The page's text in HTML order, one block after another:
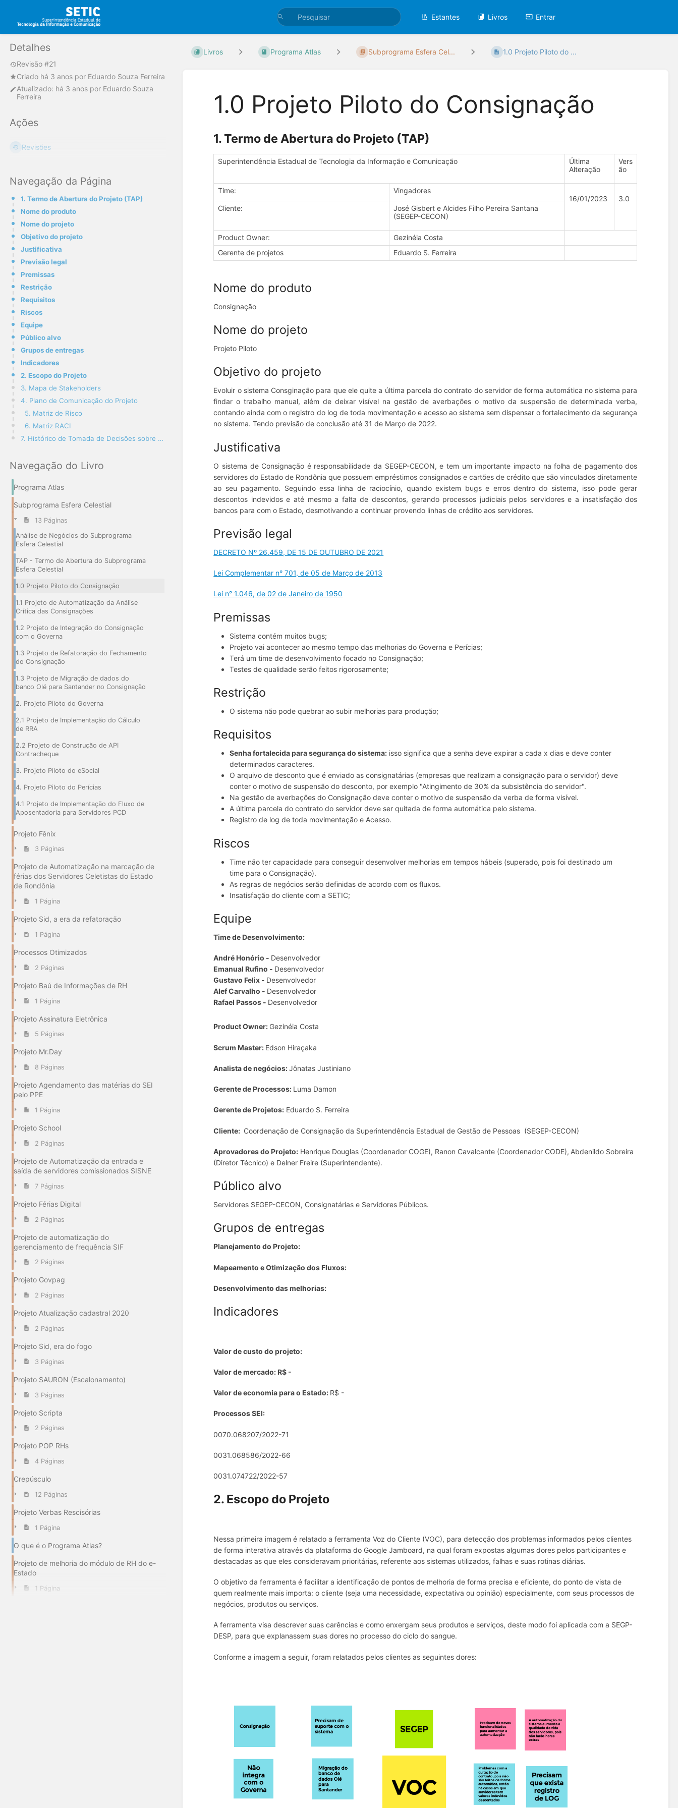
Estantes Livros Entrar
Detalhes
Revisão #21
Criado há 3 anos por Eduardo Souza Ferreira
Atualizado: há 3 anos por Eduardo Souza
Ferreira
Ações
Revisões
Navegação da Página
1. Termo de Abertura do Projeto (TAP)
Nome do produto
Nome do projeto
Objetivo do projeto
Justificativa
Previsão legal
Premissas
Restrição
Requisitos
Riscos
Equipe
Público alvo
Grupos de entregas
Indicadores
2. Escopo do Projeto
3. Mapa de Stakeholders
4. Plano de Comunicação do Projeto
5. Matriz de Risco
6. Matriz RACI
7. Histórico de Tomada de Decisões sobre o Projeto
Navegação do Livro
Programa Atlas
Subprograma Esfera Celestial
13 Páginas
Análise de Negócios do Subprograma
Esfera Celestial
TAP - Termo de Abertura do Subprograma
Esfera Celestial
1.0 Projeto Piloto do Consignação
1.1 Projeto de Automatização da Análise
Crítica das Consignações
1.2 Projeto de Integração do Consignação
com o Governa
1.3 Projeto de Refatoração do Fechamento
do Consignação
1.3 Projeto de Migração de dados do
banco Olé para Santander no Consignação
2. Projeto Piloto do Governa
2.1 Projeto de Implementação do Cálculo
de RRA
2.2 Projeto de Construção de API
Contracheque
3. Projeto Piloto do eSocial
4. Projeto Piloto do Perícias
4.1 Projeto de Implementação do Fluxo de
Aposentadoria para Servidores PCD
Projeto Fênix
3 Páginas
Projeto de Automatização na marcação de
férias dos Servidores Celetistas do Estado
de Rondônia
1 Página
Projeto Sid, a era da refatoração
1 Página
Processos Otimizados
2 Páginas
Projeto Baú de Informações de RH
1 Página
Projeto Assinatura Eletrônica
5 Páginas
Projeto Mr.Day
8 Páginas
Projeto Agendamento das matérias do SEI
pelo PPE
1 Página
Projeto School
2 Páginas
Projeto de Automatização da entrada e
saída de servidores comissionados SISNE
7 Páginas
Projeto Férias Digital
2 Páginas
Projeto de automatização do
gerenciamento de frequência SIF
2 Páginas
Projeto Govpag
2 Páginas
Projeto Atualização cadastral 2020
2 Páginas
Projeto Sid, era do fogo
3 Páginas
Projeto SAURON (Escalonamento)
3 Páginas
Projeto Scripta
2 Páginas
Projeto POP RHs
4 Páginas
Crepúsculo
12 Páginas
Projeto Verbas Rescisórias
1 Página
O que é o Programa Atlas?
Projeto de melhoria do módulo de RH do e-
Estado
1 Página
Livros Programa Atlas Subprograma Esfera Cel... 1.0 Projeto Piloto do ...
1.0 Projeto Piloto do Consignação
1. Termo de Abertura do Projeto (TAP)
Superintendência Estadual de Tecnologia da Informação e Comunicação
Última
Alteração
Vers
ão
Time:
Vingadores
16/01/2023
3.0
Cliente:
José Gisbert e Alcides Filho Pereira Santana
(SEGEP-CECON)
Product Owner:
Gezinéia Costa
Gerente de projetos
Eduardo S. Ferreira
Nome do produto
Consignação
Nome do projeto
Projeto Piloto
Objetivo do projeto
Evoluir o sistema Consginação para que ele quite a última parcela do contrato do servidor de forma automática no sistema para
findar o trabalho manual, além de deixar visível na gestão de averbações o motivo da suspensão de determinada verba,
contando ainda com o registro do log de toda movimentação e acesso ao sistema sem dispensar o fortalecimento da segurança
no sistema. Tendo previsão de conclusão até 31 de Março de 2022.
Justificativa
O sistema de Consignação é responsabilidade da SEGEP-CECON, e tem um importante impacto na folha de pagamento dos
servidores do Estado de Rondônia que possuem empréstimos consignados e cartões de crédito que são vinculados diretamente
ao seu pagamento. Seguindo essa linha de raciocínio, quando existem bugs e erros dentro do sistema, isso pode gerar
descontos indevidos e até mesmo a falta de descontos, gerando processos judiciais pelos servidores e a insatisfação dos
bancos para com o Estado, desmotivando a continuar provendo linhas de crédito aos servidores.
Previsão legal
DECRETO Nº 26.459, DE 15 DE OUTUBRO DE 2021
Lei Complementar n° 701, de 05 de Março de 2013
Lei n° 1.046, de 02 de Janeiro de 1950
Premissas
Sistema contém muitos bugs;
Projeto vai acontecer ao mesmo tempo das melhorias do Governa e Perícias;
Terá um time de desenvolvimento focado no Consignação;
Testes de qualidade serão feitos rigorosamente;
Restrição
O sistema não pode quebrar ao subir melhorias para produção;
Requisitos
Senha fortalecida para segurança do sistema: isso significa que a senha deve expirar a cada x dias e deve conter
determinados caracteres.
O arquivo de desconto que é enviado as consignatárias (empresas que realizam a consignação para o servidor) deve
conter o motivo de suspensão do desconto, por exemplo "Atingimento de 30% da subsistência do servidor".
Na gestão de averbações do Consignação deve conter o motivo de suspensão da verba de forma visível.
A última parcela do contrato do servidor deve ser quitada de forma automática pelo sistema.
Registro de log de toda movimentação e Acesso.
Riscos
Time não ter capacidade para conseguir desenvolver melhorias em tempos hábeis (superado, pois foi destinado um
time para o Consignação).
As regras de negócios serão definidas de acordo com os fluxos.
Insatisfação do cliente com a SETIC;
Equipe
Time de Desenvolvimento:
André Honório - Desenvolvedor
Emanual Rufino - Desenvolvedor
Gustavo Felix - Desenvolvedor
Alef Carvalho - Desenvolvedor
Rafael Passos - Desenvolvedor
Product Owner: Gezinéia Costa
Scrum Master: Edson Hiraçaka
Analista de negócios:Jônatas Justiniano
Gerente de Processos: Luma Damon
Gerente de Projetos: Eduardo S. Ferreira
Cliente: Coordenação de Consignação da Superintendência Estadual de Gestão de Pessoas (SEGEP-CECON)
Aprovadores do Projeto: Henrique Douglas (Coordenador COGE), Ranon Cavalcante (Coordenador CODE), Abdenildo Sobreira
(Diretor Técnico) e Delner Freire (Superintendente).
Público alvo
Servidores SEGEP-CECON, Consignatárias e Servidores Públicos.
Grupos de entregas
Planejamento do Projeto:
Mapeamento e Otimização dos Fluxos:
Desenvolvimento das melhorias:
Indicadores
Valor de custo do projeto:
Valor de mercado: R$ -
Valor de economia para o Estado: R$ -
Processos SEI:
0070.068207/2022-71
0031.068586/2022-66
0031.074722/2022-57
2. Escopo do Projeto
Nessa primeira imagem é relatado a ferramenta Voz do Cliente (VOC), para detecção dos problemas informados pelos clientes
de forma interativa através da plataforma do Google Jamboard, na qual foram expostas algumas dores pelos participantes e
destacadas as que eles consideravam prioritárias, referente aos sistemas utilizados, falhas e suas rotinas diárias.
O objetivo da ferramenta é facilitar a identificação de pontos de melhoria de forma precisa e eficiente, do ponto de vista de
quem realmente mais importa: o cliente (seja uma necessidade, expectativa ou opinião) especialmente, com seus processos de
negócios, produtos ou serviços.
A ferramenta visa descrever suas carências e como enxergam seus produtos e serviços, deste modo foi aplicada com a SEGP-
DESP, para que explanassem suas dores no processo do ciclo do sangue.
Conforme a imagem a seguir, foram relatados pelos clientes as seguintes dores: